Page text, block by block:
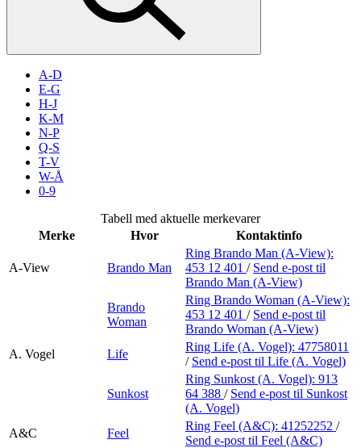
Aktiviteter
Inspirasjon
Søk
Praktisk informasjon
Ledige stillinger
Gavekort
Best på service
A-D
E-G
H-J
K-M
N-P
Q-S
T-V
W-Å
0-9
Tabell med aktuelle merkevarer
Merke
Hvor Kontaktinfo
A-View Brando Man
Ring Brando Man (A-View):
453 12 401 / Send e-post til
Brando Man (A-View)
Brando
Woman
Ring Brando Woman (A-View):
453 12 401 / Send e-post til
Brando Woman (A-View)
A. Vogel
Life
Ring Life (A. Vogel): 47758011
/ Send e-post til Life (A. Vogel)
Sunkost
Ring Sunkost (A. Vogel): 913
64 388 / Send e-post til Sunkost
(A. Vogel)
A&C
Feel
Ring Feel (A&C): 41252252 /
Send e-post til Feel (A&C)